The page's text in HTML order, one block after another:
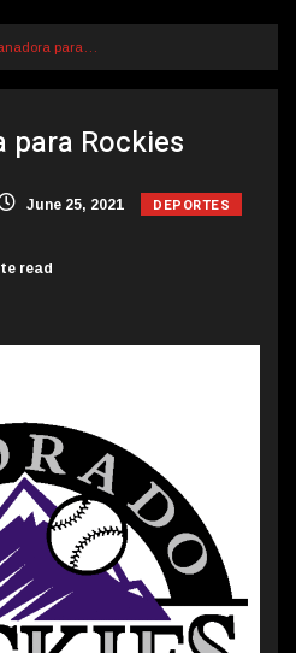
para…
para Rockies
June 25, 2021 DEPORTES
read